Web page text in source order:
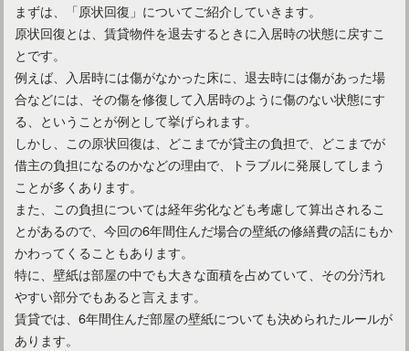
窓の隙間風対策をしよう！砂が入る原因と対処法をご紹介
まずは、「原状回復」についてご紹介していきます。
原状回復とは、賃貸物件を退去するときに入居時の状態に戻すこ
とです。
例えば、入居時には傷がなかった床に、退去時には傷があった場
合などには、その傷を修復して入居時のように傷のない状態にす
る、ということが例として挙げられます。
しかし、この原状回復は、どこまでが貸主の負担で、どこまでが
借主の負担になるのかなどの理由で、トラブルに発展してしまう
ことが多くあります。
また、この負担については経年劣化なども考慮して算出されるこ
とがあるので、今回の6年間住んだ場合の壁紙の修繕費の話にもか
かわってくることもあります。
特に、壁紙は部屋の中でも大きな面積を占めていて、その分汚れ
やすい部分でもあると言えます。
賃貸では、6年間住んだ部屋の壁紙についても決められたルールが
あります。